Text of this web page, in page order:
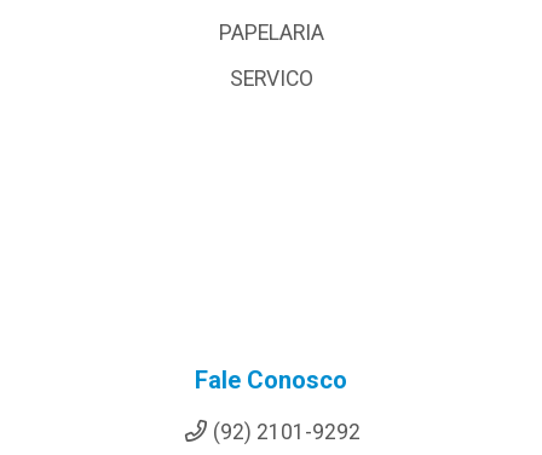
PAPELARIA
SERVICO
Fale Conosco
(92) 2101-9292